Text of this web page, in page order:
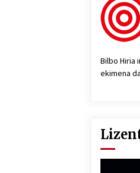
Bilbo Hiria
ekimena